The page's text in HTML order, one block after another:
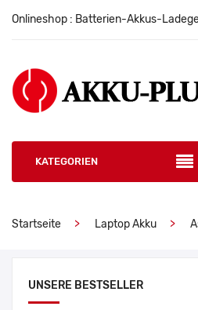
Onlineshop : Batterien-Akkus-
KATEGORIEN
Startseite Laptop Akku
UNSERE BESTSELLER